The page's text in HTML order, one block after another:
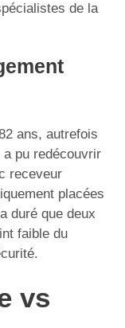
de la
ans, autrefois
a pu redécouvrir
receveur
placées
duré que deux
faible du
vs